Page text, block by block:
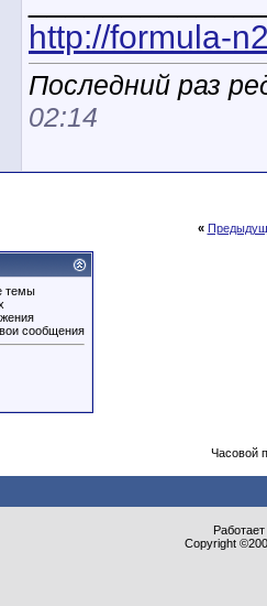
http://formula-
Последний раз
02:14
«
темы
сообщения
Часовой
Copyright